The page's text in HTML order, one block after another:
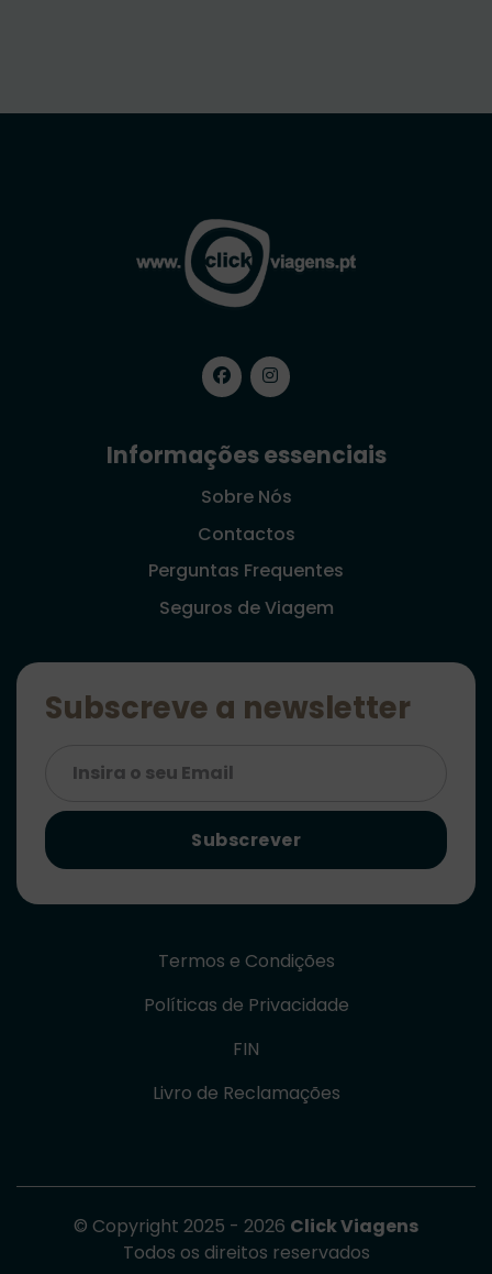
Informações essenciais
Sobre Nós
Contactos
Perguntas Frequentes
Seguros de Viagem
Subscreve a newsletter
Subscrever
Termos e Condições
Políticas de Privacidade
FIN
Livro de Reclamações
© Copyright 2025 - 2026 Click Viagens
Todos os direitos reservados